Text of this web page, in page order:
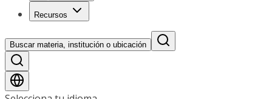
Recursos
Buscar materia, institución o ubicación